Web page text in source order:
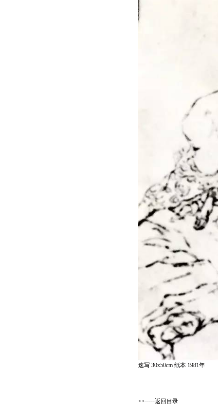
速写 30x50cm 纸本 1981年
<<-----返回目录